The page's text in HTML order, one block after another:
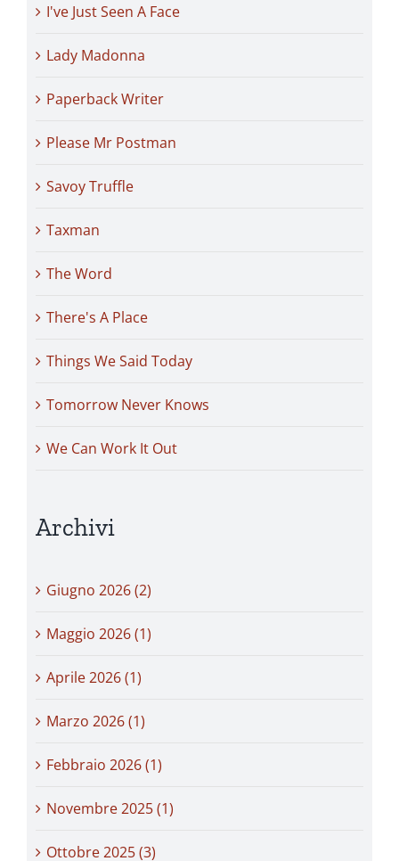
I've Just Seen A Face
Lady Madonna
Paperback Writer
Please Mr Postman
Savoy Truffle
Taxman
The Word
There's A Place
Things We Said Today
Tomorrow Never Knows
We Can Work It Out
Archivi
Giugno 2026 (2)
Maggio 2026 (1)
Aprile 2026 (1)
Marzo 2026 (1)
Febbraio 2026 (1)
Novembre 2025 (1)
Ottobre 2025 (3)